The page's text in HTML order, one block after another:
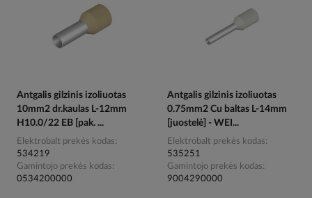
Antgalis gilzinis izoliuotas
10mm2 dr.kaulas L-12mm
H10.0/22 EB [pak. ...
Elektrobalt prekės kodas
534219
Gamintojo prekės kodas
0534200000
Antgalis gilzinis izoliuotas
0.75mm2 Cu baltas L-14mm
[juostelė] - WEI...
Elektrobalt prekės kodas
535251
Gamintojo prekės kodas
9004290000